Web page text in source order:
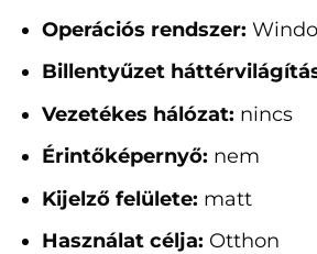
Operációs rendszer:
Billentyűzet
Vezetékes hálózat: nincs
Érintőképernyő: nem
Kijelző felülete: matt
Használat célja: Otthon